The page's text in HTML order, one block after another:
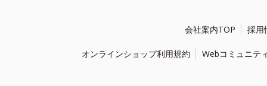
会社案内TOP 採用
オンラインショップ利用規約 Webコミュニテ